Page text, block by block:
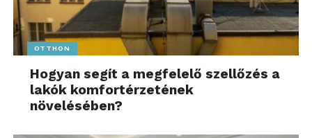
OTTHON
Hogyan segít a megfelelő szellőzés a
lakók komfortérzetének
növelésében?